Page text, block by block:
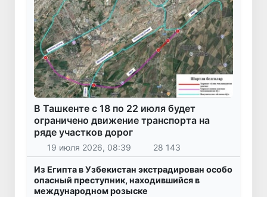
В Ташкенте с 18 по 22 июля будет
ограничено движение транспорта на
ряде участков дорог
19 июля 2026, 08:39 28 143
Из Египта в Узбекистан экстрадирован особо
опасный преступник, находившийся в
международном розыске